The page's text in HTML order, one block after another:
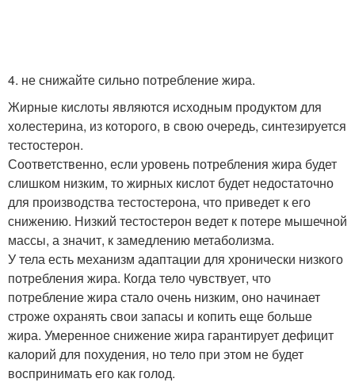
4. не снижайте сильно потребление жира.
Жирные кислоты являются исходным продуктом для
холестерина, из которого, в свою очередь, синтезируется
тестостерон.
Соответственно, если уровень потребления жира будет
слишком низким, то жирных кислот будет недостаточно
для производства тестостерона, что приведет к его
снижению. Низкий тестостерон ведет к потере мышечной
массы, а значит, к замедлению метаболизма.
У тела есть механизм адаптации для хронически низкого
потребления жира. Когда тело чувствует, что
потребление жира стало очень низким, оно начинает
строже охранять свои запасы и копить еще больше
жира. Умеренное снижение жира гарантирует дефицит
калорий для похудения, но тело при этом не будет
воспринимать его как голод.